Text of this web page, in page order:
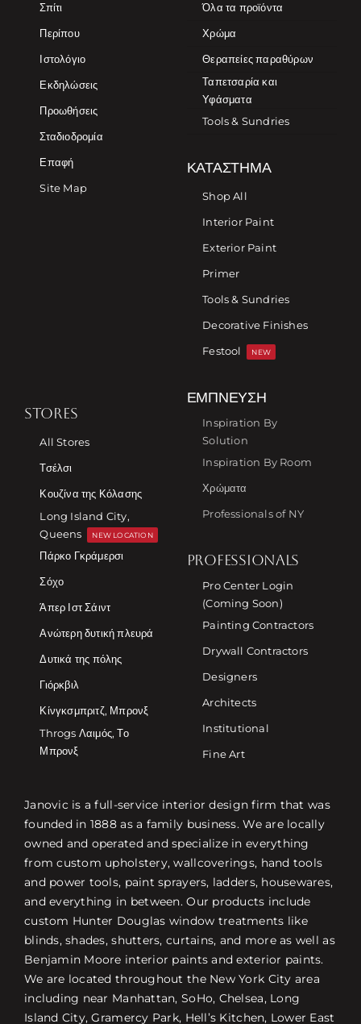
Σπίτι
Περίπου
Ιστολόγιο
Εκδηλώσεις
Προωθήσεις
Σταδιοδρομία
Επαφή
Site Map
Όλα τα προϊόντα
Χρώμα
Θεραπείες παραθύρων
Ταπετσαρία και
Υφάσματα
Tools & Sundries
ΚΑΤΆΣΤΗΜΑ
Shop All
Interior Paint
Exterior Paint
Primer
Tools & Sundries
Decorative Finishes
Festool
NEW
STORES
All Stores
Τσέλσι
Κουζίνα της Κόλασης
Long Island City,
Queens
NEW LOCATION
Πάρκο Γκράμερσι
Σόχο
Άπερ Ιστ Σάιντ
Ανώτερη δυτική πλευρά
Δυτικά της πόλης
Γιόρκβιλ
Κίνγκσμπριτζ, Μπρονξ
Throgs Λαιμός, Το
Μπρονξ
ΈΜΠΝΕΥΣΗ
Inspiration By
Solution
Inspiration By Room
Χρώματα
Professionals of NY
PROFESSIONALS
Pro Center Login
(Coming Soon)
Painting Contractors
Drywall Contractors
Designers
Architects
Institutional
Fine Art
Janovic is a full-service interior design firm that was
founded in 1888 as a family business. We are locally
owned and operated and specialize in everything
from custom upholstery, wallcoverings, hand tools
and power tools, paint sprayers, ladders, housewares,
and everything in between. Our products include
custom Hunter Douglas window treatments like
blinds, shades, shutters, curtains, and more as well as
Benjamin Moore interior paints and exterior paints.
We are located throughout the New York City area
including near Manhattan, SoHo, Chelsea, Long
Island City, Gramercy Park, Hell’s Kitchen, Lower East